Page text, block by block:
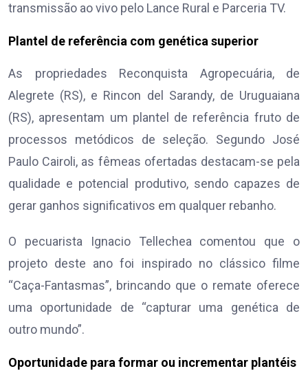
transmissão ao vivo pelo Lance Rural e Parceria TV.
Plantel de referência com genética superior
As propriedades Reconquista Agropecuária, de
Alegrete (RS), e Rincon del Sarandy, de Uruguaiana
(RS), apresentam um plantel de referência fruto de
processos metódicos de seleção. Segundo José
Paulo Cairoli, as fêmeas ofertadas destacam-se pela
qualidade e potencial produtivo, sendo capazes de
gerar ganhos significativos em qualquer rebanho.
O pecuarista Ignacio Tellechea comentou que o
projeto deste ano foi inspirado no clássico filme
“Caça-Fantasmas”, brincando que o remate oferece
uma oportunidade de “capturar uma genética de
outro mundo”.
Oportunidade para formar ou incrementar plantéis